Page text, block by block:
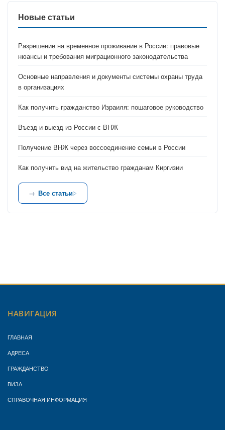
Новые статьи
Разрешение на временное проживание в России: правовые
нюансы и требования миграционного законодательства
Основные направления и документы системы охраны труда
в организациях
Как получить гражданство Израиля: пошаговое руководство
Въезд и выезд из России с ВНЖ
Получение ВНЖ через воссоединение семьи в России
Как получить вид на жительство гражданам Киргизии
Все статьи
НАВИГАЦИЯ
ГЛАВНАЯ
АДРЕСА
ГРАЖДАНСТВО
ВИЗА
СПРАВОЧНАЯ ИНФОРМАЦИЯ